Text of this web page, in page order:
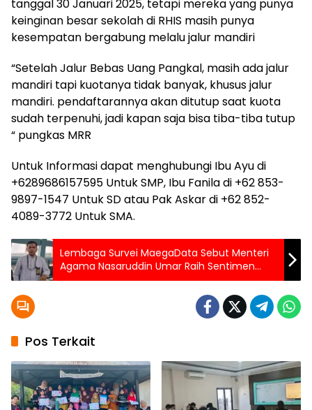
tanggal 30 Januari 2025, tetapi mereka yang punya
keinginan besar sekolah di RHIS masih punya
kesempatan bergabung melalu jalur mandiri
“Setelah Jalur Bebas Uang Pangkal, masih ada jalur
mandiri tapi kuotanya tidak banyak, khusus jalur
mandiri. pendaftarannya akan ditutup saat kuota
sudah terpenuhi, jadi kapan saja bisa tiba-tiba tutup
“ pungkas MRR
Untuk Informasi dapat menghubungi Ibu Ayu di
+6289686157595 Untuk SMP, Ibu Fanila di +62 853-
9897-1547 Untuk SD atau Pak Askar di +62 852-
4089-3772 Untuk SMA.
Lembaga Survei MaegaData Sebut Menteri
Agama Nasaruddin Umar Raih Sentimen
Positif Tertinggi di Media Sosial
Pos Terkait